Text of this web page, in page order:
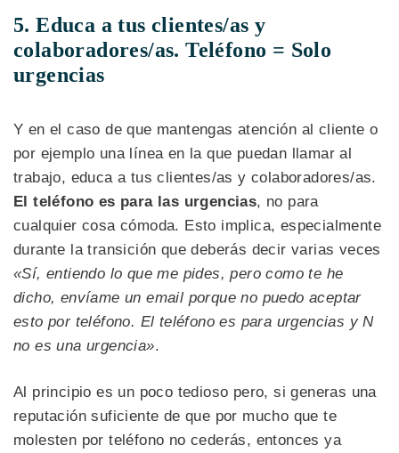
5. Educa a tus clientes/as y
colaboradores/as. Teléfono = Solo
urgencias
Y en el caso de que mantengas atención al cliente o
por ejemplo una línea en la que puedan llamar al
trabajo, educa a tus clientes/as y colaboradores/as.
El teléfono es para las urgencias, no para
cualquier cosa cómoda. Esto implica, especialmente
durante la transición que deberás decir varias veces
«Sí, entiendo lo que me pides, pero como te he
dicho, envíame un email porque no puedo aceptar
esto por teléfono. El teléfono es para urgencias y N
no es una urgencia».
Al principio es un poco tedioso pero, si generas una
reputación suficiente de que por mucho que te
molesten por teléfono no cederás, entonces ya